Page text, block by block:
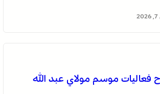
فعاليات موسم مولاي عبد الله